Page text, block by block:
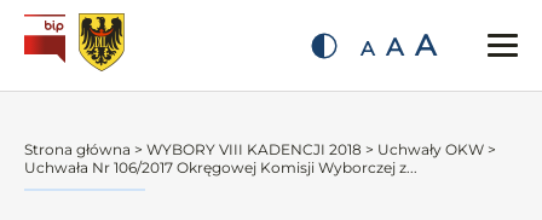
A A A
Strona główna > WYBORY VIII KADENCJI 2018 > Uchwały OKW >
Uchwała Nr 106/2017 Okręgowej Komisji Wyborczej z...